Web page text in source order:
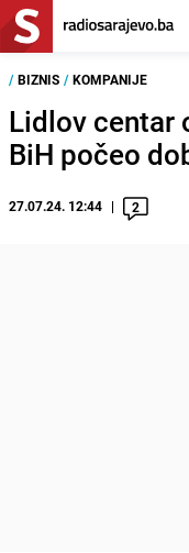
/ BIZNIS / KOMPANIJE
Lidlov centar
BiH počeo
27.07.24. 12:44 2